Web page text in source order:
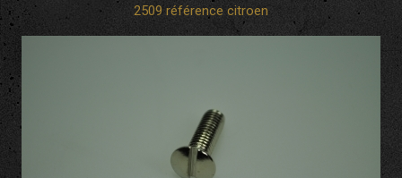
2509 référence citroen